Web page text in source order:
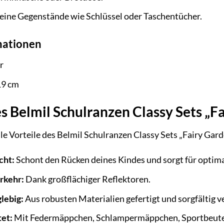
Gegenstände wie Schlüssel oder Taschentücher.
cm
Belmil Schulranzen Classy Sets
Vorteile des Belmil Schulranzen Classy Sets „Fairy
Schont den Rücken deines Kindes und sorgt für
Dank großflächiger Reflektoren.
Aus robusten Materialien gefertigt und sorgfältig
Mit Federmäppchen, Schlampermäppchen,